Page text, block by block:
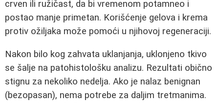
crven ili ružičast, da bi vremenom potamneo i
postao manje primetan. Korišćenje gelova i krema
protiv ožiljaka može pomoći u njihovoj regeneraciji.
Nakon bilo kog zahvata uklanjanja, uklonjeno tkivo
se šalje na patohistološku analizu. Rezultati obično
stignu za nekoliko nedelja. Ako je nalaz benignan
(bezopasan), nema potrebe za daljim tretmanima.